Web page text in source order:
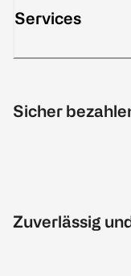
Services
Sicher
Zuverlässig